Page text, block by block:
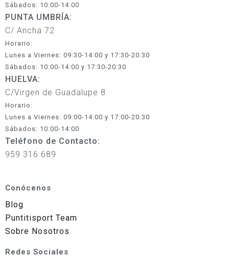
Sábados: 10:00-14:00
PUNTA UMBRÍA:
C/ Ancha 72
Horario:
Lunes a Viernes: 09:30-14:00 y 17:30-20:30
Sábados: 10:00-14:00 y 17:30-20:30
HUELVA:
C/Virgen de Guadalupe 8
Horario:
Lunes a Viernes: 09:00-14:00 y 17:00-20:30
Sábados: 10:00-14:00
Teléfono de Contacto:
959 316 689
Conócenos
Blog
Puntitisport Team
Sobre Nosotros
Redes Sociales